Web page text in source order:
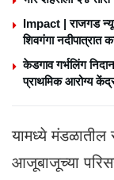
Impact | राजगड
शिवगंगा नदीपात्रात
केडगाव गर्भलिंग
प्राथमिक आरोग्य
यामध्ये
आजूबाजूच्या